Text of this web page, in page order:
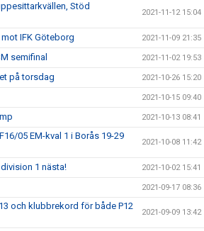
Stöd
2021-11-12 15:04
IFK Göteborg 2021-11-09 21:35
semifinal 2021-11-02 19:53
på torsdag 2021-10-26 15:20
2021-10-15 09:40
2021-10-13 08:41
05 EM-kval 1 i Borås 19-29
2021-10-08 11:42
1 nästa! 2021-10-02 15:41
2021-09-17 08:36
och klubbrekord för både P12
2021-09-09 13:42